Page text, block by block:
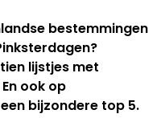
bestemmingen
lijstjes met
ook op
bijzondere top 5.